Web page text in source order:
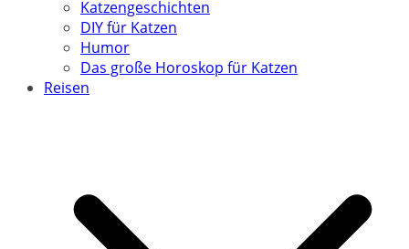
Katzengeschichten
DIY für Katzen
Humor
Das große Horoskop für Katzen
Reisen